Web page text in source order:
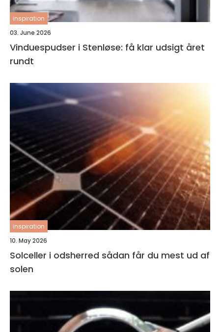
inspiration
03. June 2026
Vinduespudser i Stenløse: få klar udsigt året
rundt
inspiration
10. May 2026
Solceller i odsherred sådan får du mest ud af
solen